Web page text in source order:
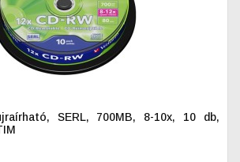
SERL, 700MB, 8-10x, 10 db,